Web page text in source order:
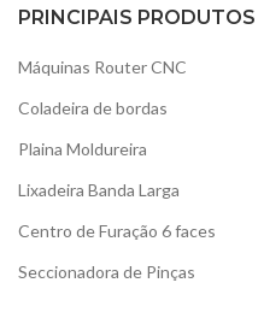
PRINCIPAIS PRODUTOS
Máquinas Router CNC
Coladeira de bordas
Plaina Moldureira
Lixadeira Banda Larga
Centro de Furação 6 faces
Seccionadora de Pinças